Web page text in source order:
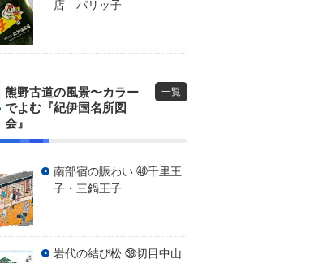
店 パリッ子
熊野古道の風景〜カラー
でよむ『紀伊国名所図
会』
一覧
南部宿の賑わい ㊵千里王
子・三鍋王子
岩代の結び松 ㊴切目中山